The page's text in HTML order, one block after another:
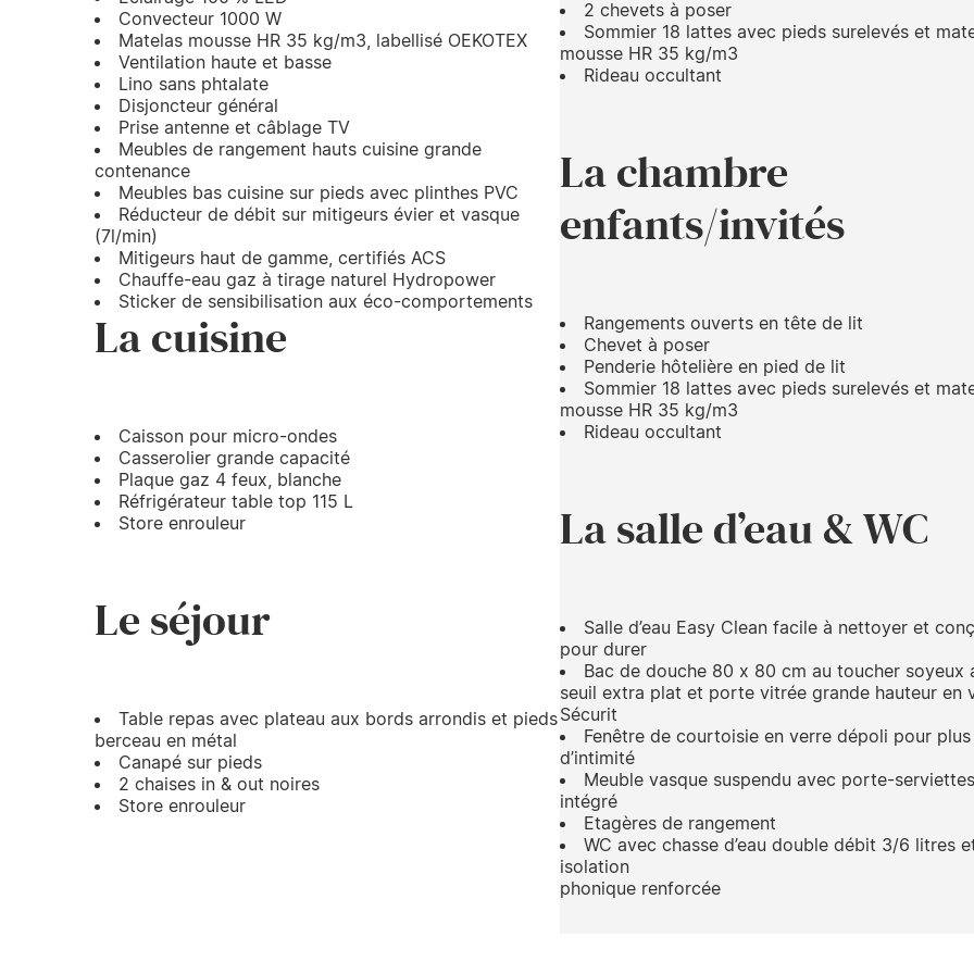
Convecteur 1000 W
Matelas mousse HR 35 kg/m3, labellisé OEKOTEX
Ventilation haute et basse
Lino sans phtalate
Disjoncteur général
Prise antenne et câblage TV
Meubles de rangement hauts cuisine grande
contenance
Meubles bas cuisine sur pieds avec plinthes PVC
Réducteur de débit sur mitigeurs évier et vasque
(7l/min)
Mitigeurs haut de gamme, certifiés ACS
Chauffe-eau gaz à tirage naturel Hydropower
Sticker de sensibilisation aux éco-comportements
La cuisine
Caisson pour micro-ondes
Casserolier grande capacité
Plaque gaz 4 feux, blanche
Réfrigérateur table top 115 L
Store enrouleur
Le séjour
Table repas avec plateau aux bords arrondis et pieds
berceau en métal
Canapé sur pieds
2 chaises in & out noires
Store enrouleur
2 chevets à poser
Sommier 18 lattes avec pieds surelevés et
mousse HR 35 kg/m3
Rideau occultant
La chambre
enfants/invités
Rangements ouverts en tête de lit
Chevet à poser
Penderie hôtelière en pied de lit
Sommier 18 lattes avec pieds surelevés et
mousse HR 35 kg/m3
Rideau occultant
La salle d’eau & WC
Salle d’eau Easy Clean facile à nettoyer et
pour durer
Bac de douche 80 x 80 cm au toucher soyeux
seuil extra plat et porte vitrée grande hauteur en
Sécurit
Fenêtre de courtoisie en verre dépoli pour plus
d’intimité
Meuble vasque suspendu avec porte-serviettes
intégré
Etagères de rangement
WC avec chasse d’eau double débit 3/6 litres
isolation
phonique renforcée